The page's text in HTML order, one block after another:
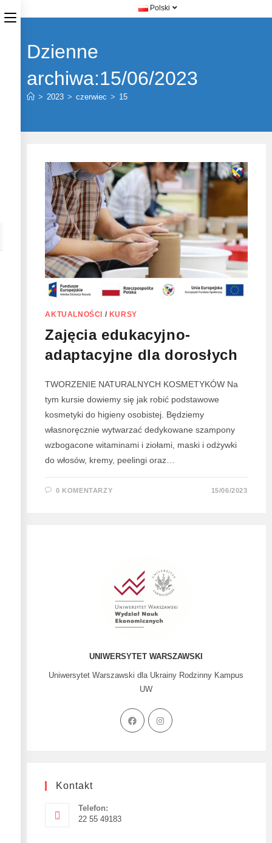
Polski
Dzienne
archiwa:15/06/2023
> 2023 > czerwiec > 15
AKTUALNOŚCI / KURSY
Zajęcia edukacyjno-
adaptacyjne dla dorosłych
TWORZENIE NATURALNYCH KOSMETYKÓW Na
tym kursie dowiemy się jak robić podstawowe
kosmetyki do higieny osobistej. Będziemy
własnoręcznie wytwarzać dedykowane szampony
wzbogacone witaminami i ziołami, maski i odżywki
do włosów, kremy, peelingi oraz…
0 KOMENTARZY 15/06/2023
UNIWERSYTET WARSZAWSKI
Uniwersytet Warszawski dla Ukrainy Rodzinny Kampus
UW
Kontakt
Telefon:
22 55 49183